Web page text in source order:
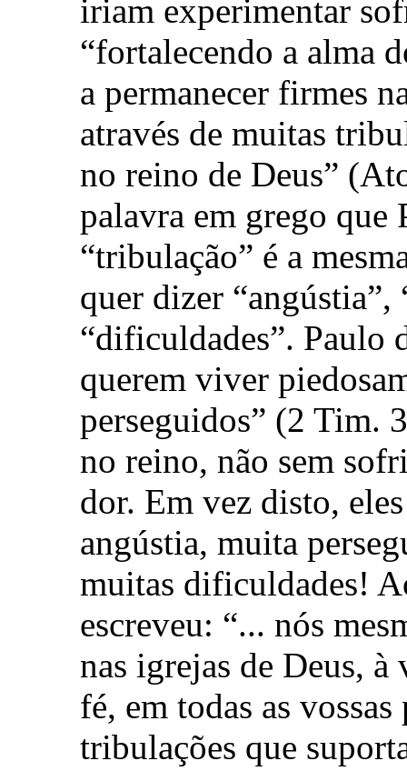
iriam experimentar
“fortalecendo a alma
a permanecer firmes
através de muitas
no reino de Deus”
palavra em grego que
“tribulação” é a
quer dizer “angústia”,
“dificuldades”. Paulo
querem viver
perseguidos” (2 Tim.
no reino, não sem
dor. Em vez disto,
angústia, muita
muitas dificuldades!
escreveu: “... nós
nas igrejas de Deus, à
fé, em todas as vossas
tribulações que